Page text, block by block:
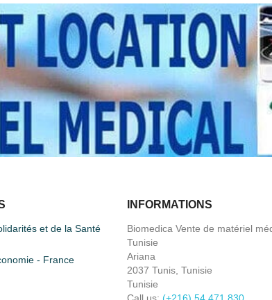
et de la Santé
- France
INFORMATIONS
Biomedica Vente de matériel
Tunisie
Ariana
2037 Tunis, Tunisie
Tunisie